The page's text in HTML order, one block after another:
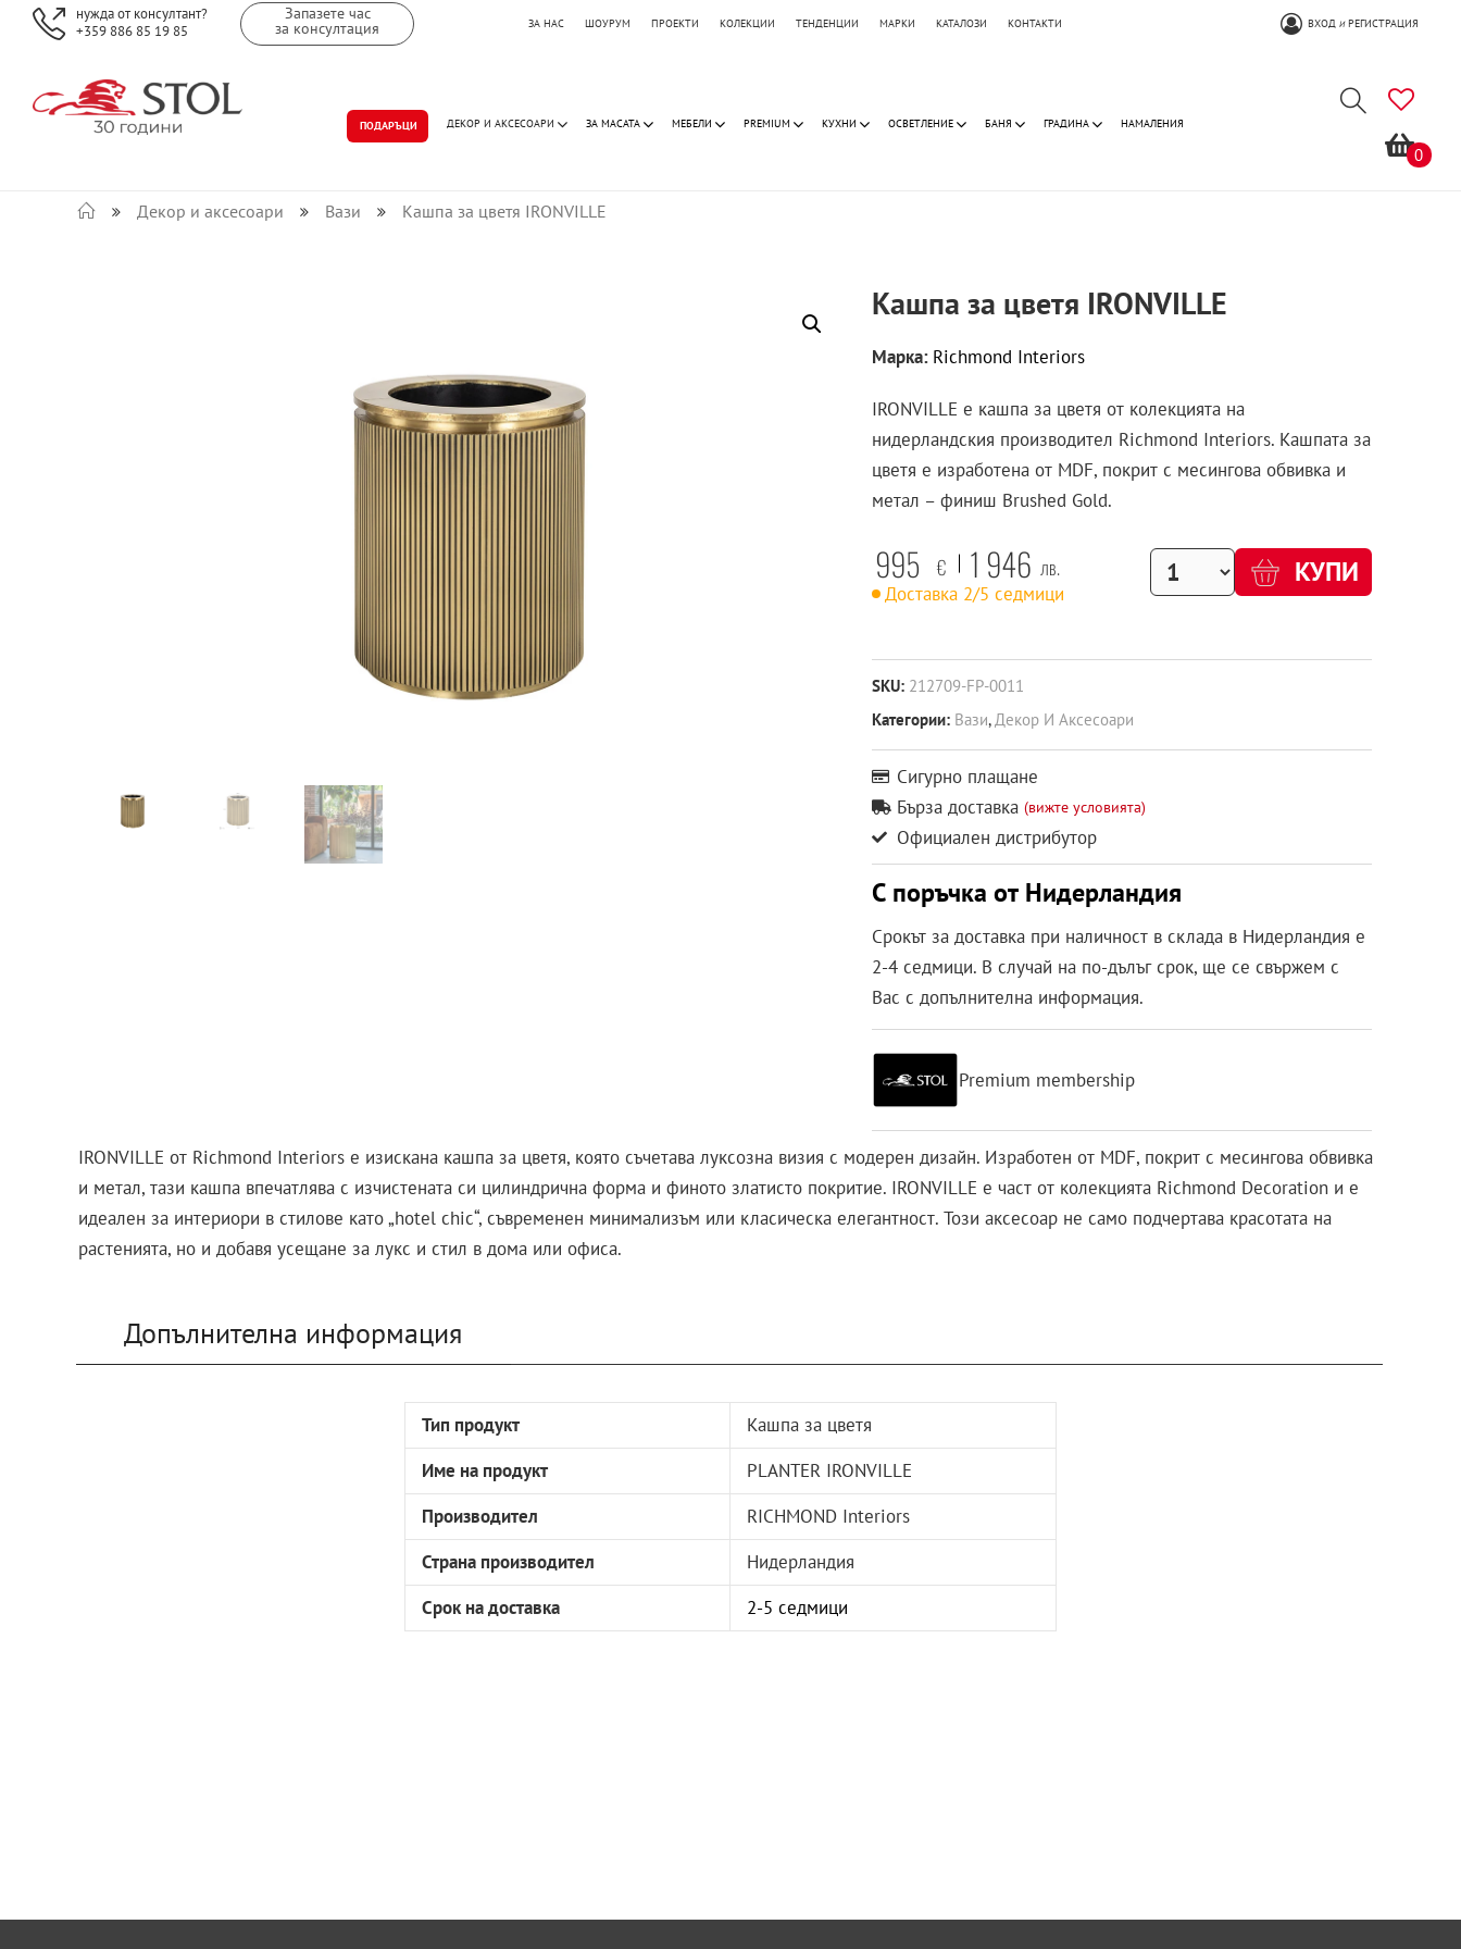
нужда от консултант?
+359 886 85 19 85
Запазете час
за консултация ЗА НАС ШОУРУМ ПРОЕКТИ КОЛЕКЦИИ ТЕНДЕНЦИИ МАРКИ КАТАЛОЗИ КОНТАКТИ ВХОДИРЕГИСТРАЦИЯ
ПОДАРЪЦИ ДЕКОР И АКСЕСОАРИ ЗА МАСАТА МЕБЕЛИ PREMIUM КУХНИ ОСВЕТЛЕНИЕ БАНЯ ГРАДИНА НАМАЛЕНИЯ
0
Декор и аксесоари Вази Кашпа за цветя IRONVILLE
Кашпа за цветя IRONVILLE
Марка: Richmond Interiors
IRONVILLE е кашпа за цветя от колекцията на
нидерландския производител Richmond Interiors. Кашпата за
цветя е изработена от MDF, покрит с месингова обвивка и
метал – финиш Brushed Gold.
995 € 1 946 лв.
Доставка 2/5 седмици
КУПИ
SKU: 212709-FP-0011
Категории: Вази,Декор И Аксесоари
Сигурно плащане
Бърза доставка (вижте условията)
Официален дистрибутор
С поръчка от Нидерландия
Срокът за доставка при наличност в склада в Нидерландия е
2-4 седмици. В случай на по-дълъг срок, ще се свържем с
Вас с допълнителна информация.
Premium membership
IRONVILLE от Richmond Interiors е изискана кашпа за цветя, която съчетава луксозна визия с модерен дизайн. Изработен от MDF, покрит с месингова обвивка
и метал, тази кашпа впечатлява с изчистената си цилиндрична форма и финото златисто покритие. IRONVILLE е част от колекцията Richmond Decoration и е
идеален за интериори в стилове като „hotel chic“, съвременен минимализъм или класическа елегантност. Този аксесоар не само подчертава красотата на
растенията, но и добавя усещане за лукс и стил в дома или офиса.
Допълнителна информация
Тип продукт
Кашпа за цветя
Име на продукт
PLANTER IRONVILLE
Производител
RICHMOND Interiors
Страна производител
Нидерландия
Срок на доставка
2-5 седмици